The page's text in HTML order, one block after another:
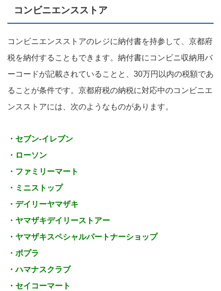
コンビニエンスストア
コンビニエンスストアのレジに納付書を持参して、京都府
税を納付することもできます。納付書にコンビニ収納用バ
ーコードが記載されていることと、30万円以内の税額であ
ることが条件です。京都府税の納税に対応中のコンビニエ
ンスストアには、次のようなものがあります。
・セブン-イレブン
・ローソン
・ファミリーマート
・ミニストップ
・デイリーヤマザキ
・ヤマザキデイリーストアー
・ヤマザキスペシャルパートナーショップ
・ポプラ
・ハマナスクラブ
・セイコーマート